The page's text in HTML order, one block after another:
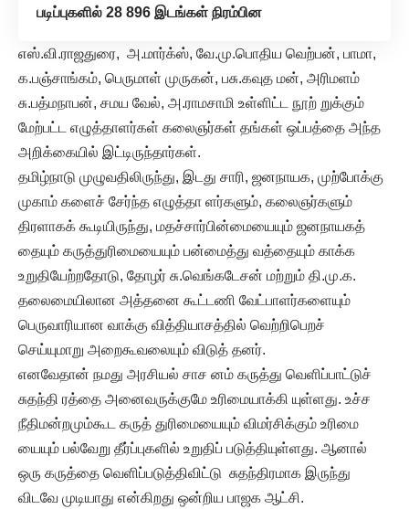
படிப்புகளில் 28 896 இடங்கள் நிரம்பின
எஸ்.வி.ராஜதுரை, அ.மார்க்ஸ், வே.மு.பொதிய வெற்பன், பாமா,
க.பஞ்சாங்கம், பெருமாள் முருகன், பசு.கவுத மன், அரிமளம்
சு.பத்மநாபன், சமய வேல், அ.ராமசாமி உள்ளிட்ட நூற் றுக்கும்
மேற்பட்ட எழுத்தாளர்கள் கலைஞர்கள் தங்கள் ஒப்பத்தை அந்த
அறிக்கையில் இட்டிருந்தார்கள்.
தமிழ்நாடு முழுவதிலிருந்து, இடது சாரி, ஜனநாயக, முற்போக்கு
முகாம் களைச் சேர்ந்த எழுத்தா ளர்களும், கலைஞர்களும்
திரளாகக் கூடியிருந்து, மதச்சார்பின்மையையும் ஜனநாயகத்
தையும் கருத்துரிமையையும் பன்மைத்து வத்தையும் காக்க
உறுதியேற்றதோடு, தோழர் சு.வெங்கடேசன் மற்றும் தி.மு.க.
தலைமையிலான அத்தனை கூட்டணி வேட்பாளர்களையும்
பெருவாரியான வாக்கு வித்தியாசத்தில் வெற்றிபெறச்
செய்யுமாறு அறைகூவலையும் விடுத் தனர்.
எனவேதான் நமது அரசியல் சாச னம் கருத்து வெளிப்பாட்டுச்
சுதந்தி ரத்தை அனைவருக்குமே உரிமையாக்கி யுள்ளது. உச்ச
நீதிமன்றமும்கூட கருத் துரிமையையும் விமர்சிக்கும் உரிமை
யையும் பல்வேறு தீர்ப்புகளில் உறுதிப் படுத்தியுள்ளது. ஆனால்
ஒரு கருத்தை வெளிப்படுத்திவிட்டு சுதந்திரமாக இருந்து
விடவே முடியாது என்கிறது ஒன்றிய பாஜக ஆட்சி.